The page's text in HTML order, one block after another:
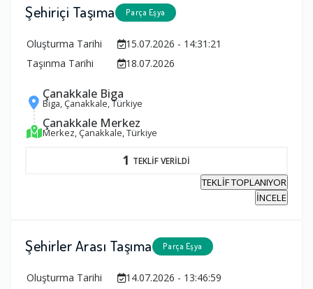
Şehiriçi Taşıma Parça Eşya
Oluşturma Tarihi
15.07.2026 - 14:31:21
Taşınma Tarihi
18.07.2026
Çanakkale Biga
Biga, Çanakkale, Türkiye
Çanakkale Merkez
Merkez, Çanakkale, Türkiye
1 TEKLİF VERİLDİ
TEKLİF TOPLANIYOR
İNCELE
Şehirler Arası Taşıma Parça Eşya
Oluşturma Tarihi
14.07.2026 - 13:46:59